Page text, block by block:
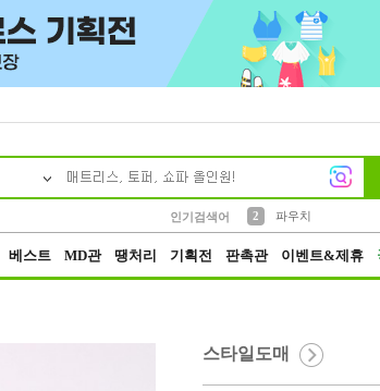
인기검색어
2
파우치
베스트 MD관 땡처리 기획전 판촉관 이벤트&제휴
스타일도매